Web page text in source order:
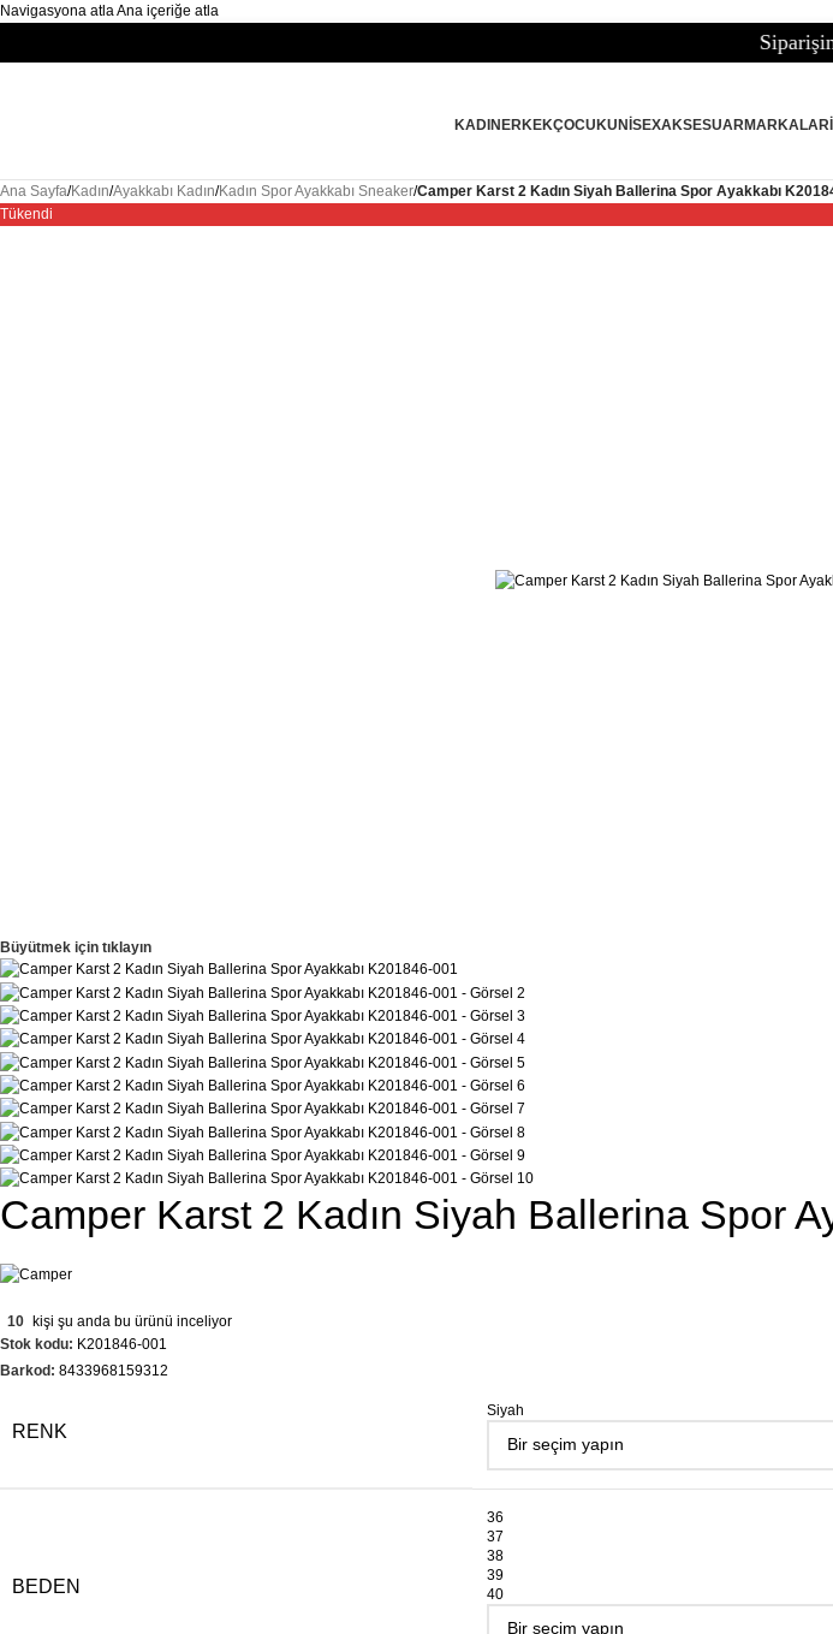
Navigasyona atlaAna içeriğe atla
Siparişiniz 24 Saat
KADIN ERKEKÇOCUKUNISEXAKSESUARMARKALAR
Ana Sayfa/Kadın/Ayakkabı Kadın/Kadın Spor Ayakkabı Sneaker/Camper Karst 2 Kadın Siyah Ballerina Spor Ayakkabı
Tükendi
Büyütmek için tıklayın
Camper Karst 2 Kadın Siyah Ballerina Spor
10 kişi şu anda bu ürünü inceliyor
Stok kodu: K201846-001
Barkod: 8433968159312
RENK
Siyah
BEDEN
36
37
38
39
40